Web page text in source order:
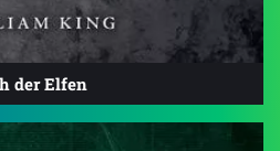
der Elfen